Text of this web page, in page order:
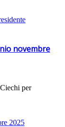
novembre
per